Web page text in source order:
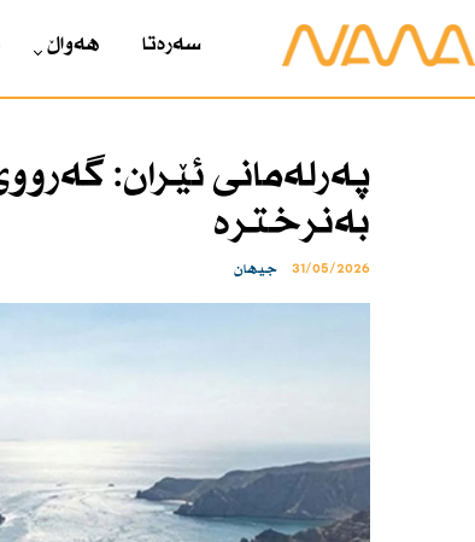
سەرەتا هەواڵ
پەرلەمانی ئێران:
بەنرخترە
31/05/2026 جیهان